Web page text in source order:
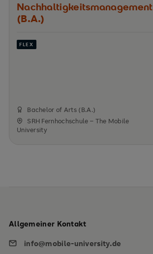
Nachhaltigkeits­management
(B.A.)
FLEX
Bachelor of Arts (B.A.)
SRH Fernhochschule – The Mobile
University
Allgemeiner Kontakt
info@mobile-university.de